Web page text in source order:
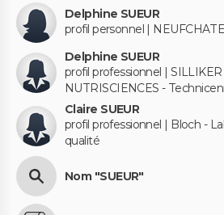
Delphine SUEUR
profil personnel |
Delphine SUEUR
profil professionnel |
NUTRISCIENCES -
Claire SUEUR
profil professionnel | Bloch -
qualité
Nom "SUEUR"